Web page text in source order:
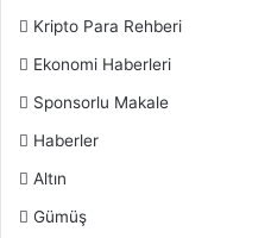
Kripto Para Rehberi
Ekonomi Haberleri
Sponsorlu Makale
Haberler
Altın
Gümüş